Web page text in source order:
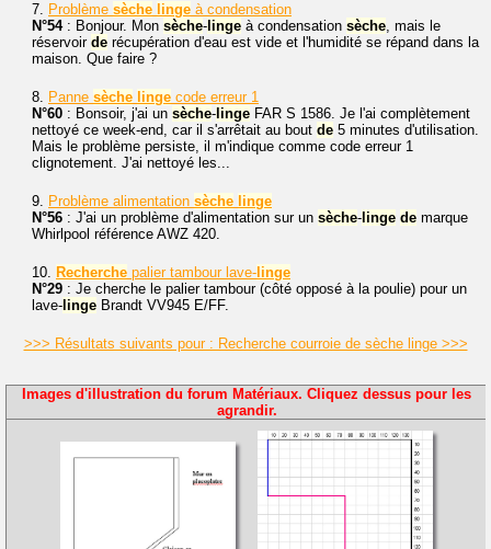
7. Problème sèche linge à condensation
N°54: Bonjour. Mon sèche- linge à condensation sèche, mais le
réservoir de récupération d'eau est vide et l'humidité se répand dans la
maison. Que faire ?
8. Panne sèche linge code erreur 1
N°60 : Bonsoir, j'ai un sèche- linge FAR S 1586. Je l'ai complètement
nettoyé ce week-end, car il s'arrêtait au bout de 5 minutes d'utilisation.
Mais le problème persiste, il m'indique comme code erreur 1
clignotement. J'ai nettoyé les...
9. Problème alimentation sèche linge
N°56 : J'ai un problème d'alimentation sur un sèche- linge de marque
Whirlpool référence AWZ 420.
10. Recherche palier tambour lave- linge
N°29 : Je cherche le palier tambour (côté opposé à la poulie) pour un
lave- linge Brandt VV945 E/FF.
>>> Résultats suivants pour : Recherche courroie de sèche linge >>>
Images d'illustration du forum Matériaux. Cliquez dessus pour les
agrandir.